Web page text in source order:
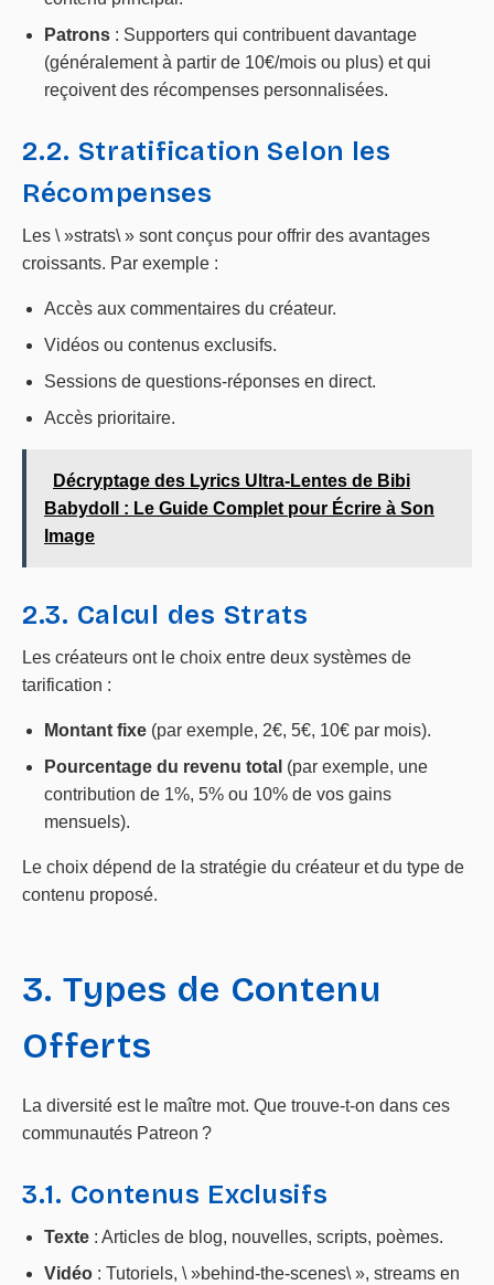
Patrons : Supporters qui contribuent davantage
(généralement à partir de 10€/mois ou plus) et qui
reçoivent des récompenses personnalisées.
2.2. Stratification Selon les
Récompenses
Les \ »strats\ » sont conçus pour offrir des avantages
croissants. Par exemple :
Accès aux commentaires du créateur.
Vidéos ou contenus exclusifs.
Sessions de questions-réponses en direct.
Accès prioritaire.
Décryptage des Lyrics Ultra-Lentes de Bibi
Babydoll : Le Guide Complet pour Écrire à Son
Image
2.3. Calcul des Strats
Les créateurs ont le choix entre deux systèmes de
tarification :
Montant fixe (par exemple, 2€, 5€, 10€ par mois).
Pourcentage du revenu total (par exemple, une
contribution de 1%, 5% ou 10% de vos gains
mensuels).
Le choix dépend de la stratégie du créateur et du type de
contenu proposé.
3. Types de Contenu
Offerts
La diversité est le maître mot. Que trouve-t-on dans ces
communautés Patreon ?
3.1. Contenus Exclusifs
Texte : Articles de blog, nouvelles, scripts, poèmes.
Vidéo : Tutoriels, \ »behind-the-scenes\ », streams en